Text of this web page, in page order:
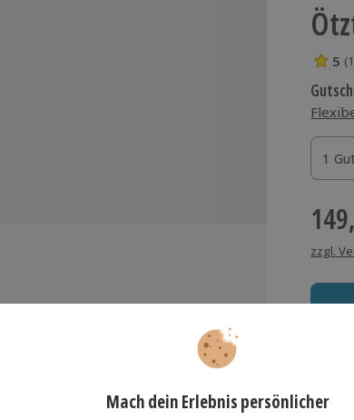
5
5
1
1
1
zzgl.
Tour über Forstwege und Trails
Coaching